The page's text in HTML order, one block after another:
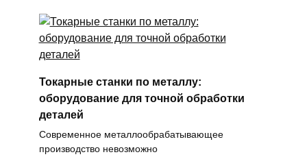
Токарные станки по металлу:
оборудование для точной обработки
деталей
Современное металлообрабатывающее
производство невозможно